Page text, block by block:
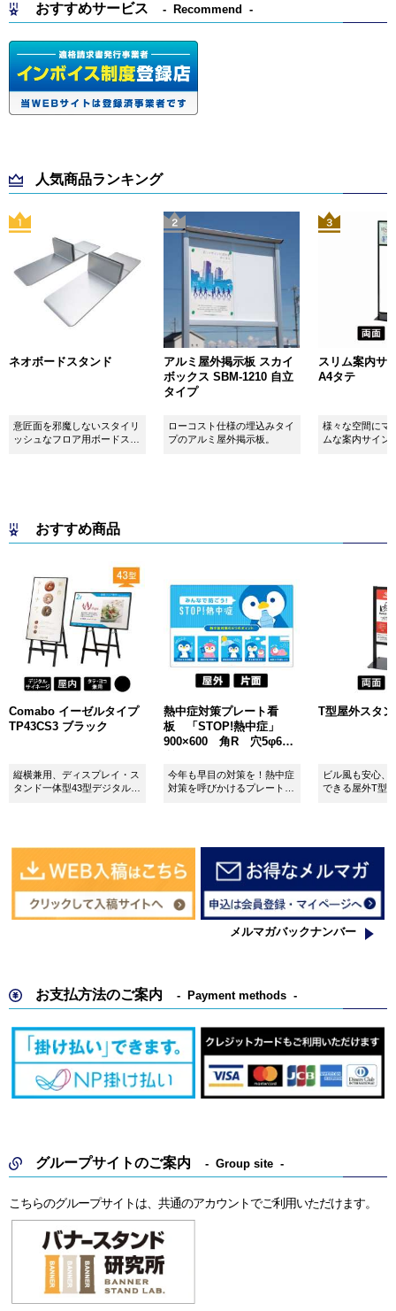
おすすめサービス Recommend
人気商品ランキング
ネオボードスタンド
意匠面を邪魔しないスタイリ
ッシュなフロア用ボードスタ
アルミ屋外掲示板 スカイ
ボックス SBM-1210 自立
タイプ
ローコスト仕様の埋込みタイ
プのアルミ屋外掲示板。
スリム案内サ
A4タテ
様々な空間にマ
ムな案内サイン
おすすめ商品
Comabo イーゼルタイプ
TP43CS3 ブラック
縦横兼用、ディスプレイ・ス
タンド一体型43型デジタルサ
熱中症対策プレート看
板 「STOP!熱中症」
900×600 角R 穴5φ6カ
今年も早目の対策を！熱中症
対策を呼びかけるプレート看
T型屋外スタ
ビル風も安心、
できる屋外T型
メルマガバックナンバー
お支払方法のご案内 Payment methods
グループサイトのご案内 Group site
こちらのグループサイトは、共通のアカウントでご利用いただけます。